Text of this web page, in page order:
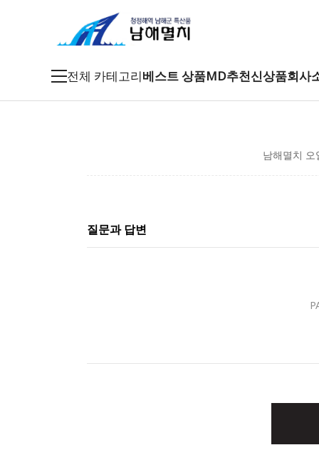
전체 카테고리
특산건어물
베스트 상품MD추천신상품회사
남해멸치 오
질문과 답변